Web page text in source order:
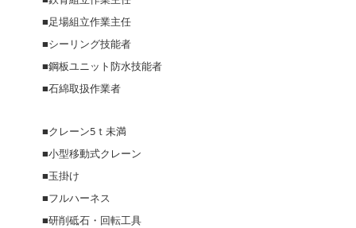
■足場組立作業主任
■シーリング技能者
■鋼板ユニット防水技能者
■石綿取扱作業者
■クレーン5ｔ未満
■小型移動式クレーン
■玉掛け
■フルハーネス
■研削砥石・回転工具